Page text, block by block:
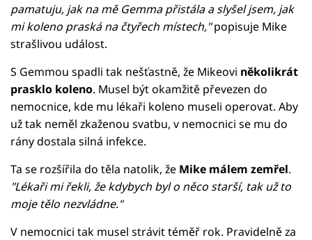
pamatuju, jak na mě Gemma přistála a slyšel jsem, jak
mi koleno praská na čtyřech místech,"popisuje Mike
strašlivou událost.
S Gemmou spadli tak nešťastně, že Mikeovi několikrát
prasklo koleno. Musel být okamžitě převezen do
nemocnice, kde mu lékaři koleno museli operovat. Aby
už tak neměl zkaženou svatbu, v nemocnici se mu do
rány dostala silná infekce.
Ta se rozšířila do těla natolik, že Mike málem zemřel.
"Lékaři mi řekli, že kdybych byl o něco starší, tak už to
moje tělo nezvládne."
V nemocnici tak musel strávit téměř rok. Pravidelně za